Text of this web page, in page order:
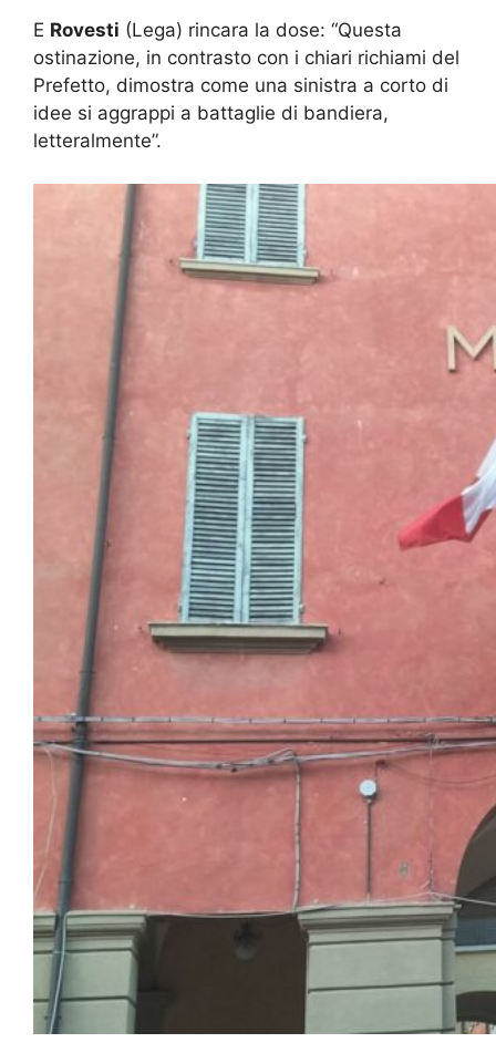
E Rovesti (Lega) rincara la dose: “Questa
ostinazione, in contrasto con i chiari richiami del
Prefetto, dimostra come una sinistra a corto di
idee si aggrappi a battaglie di bandiera,
letteralmente”.